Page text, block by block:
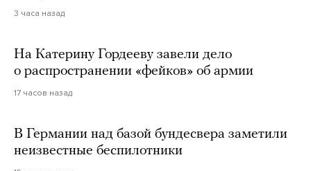
3 часа назад
На Катерину Гордееву завели дело
о распространении «фейков» об армии
17 часов назад
В Германии над базой бундесвера заметили
неизвестные беспилотники